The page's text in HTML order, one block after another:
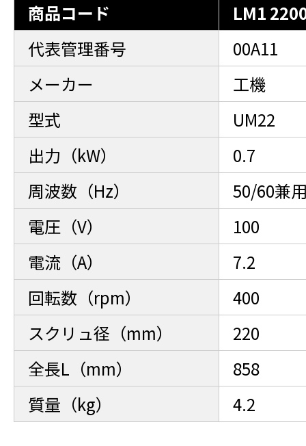
商品コード
LM1
代表管理番号
00A11
メーカー
工機
型式
UM22
出力（kW）
0.7
周波数（Hz）
50/60兼
電圧（V）
100
電流（A）
7.2
回転数（rpm）
400
スクリュ径（mm）
220
全長L（mm）
858
質量（kg）
4.2